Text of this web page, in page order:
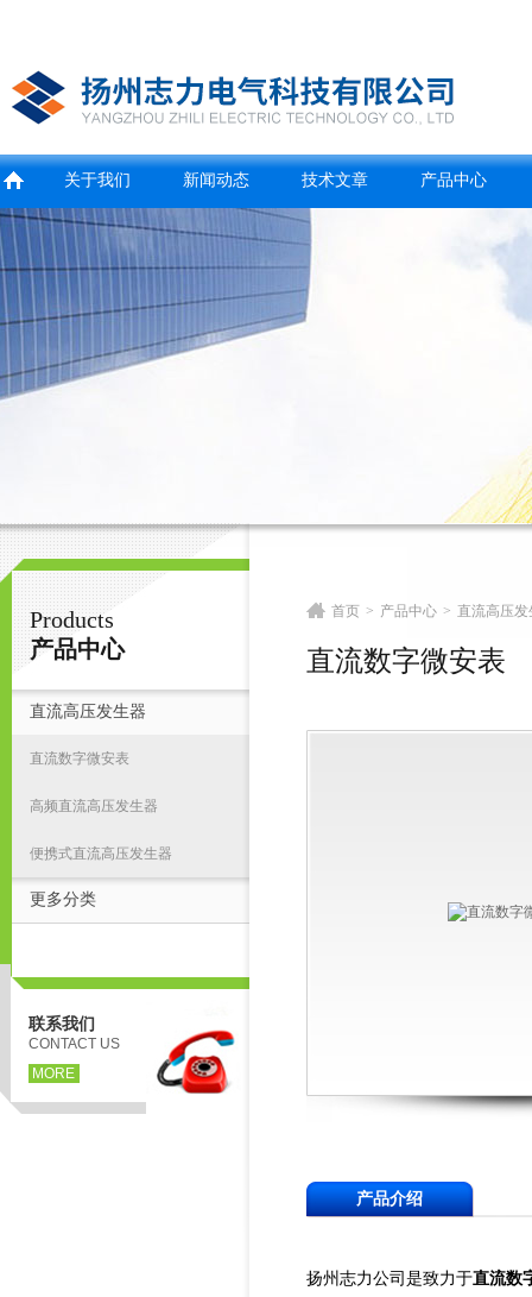
扬州志力电气科技有限公司/扬州高压测试仪
关于我们 新闻动态 技术文章 产品中心
Products
产品中心
直流高压发生器
直流数字微安表
高频直流高压发生器
便携式直流高压发生器
更多分类
联系我们
CONTACT US
MORE
首页 > 产品中心 > 直流高压发
直流数字微安表
产品介绍
扬州志力公司是致力于直流数